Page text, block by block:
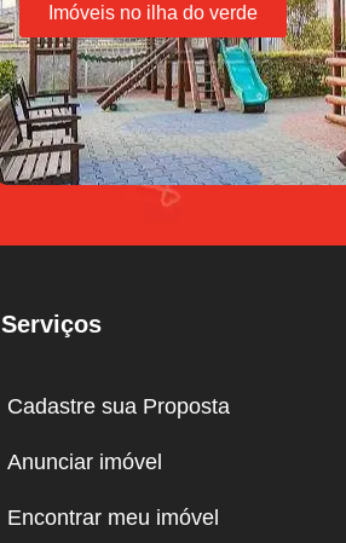
Imóveis no ilha do verde
Serviços
Cadastre sua Proposta
Anunciar imóvel
Encontrar meu imóvel